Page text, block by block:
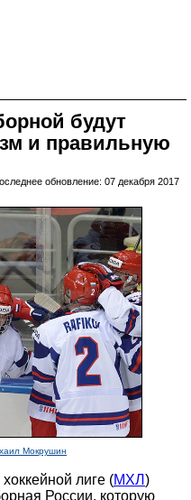
будут
и правильную
обновление: 07 декабря 2017
Мокрушин
лиге (МХЛ)
России, которую